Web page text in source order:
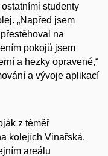
studenty
„Napřed jsem
na
pokojů jsem
a hezky opravené,“
a vývoje aplikací
z téměř
kolejích Vinařská.
areálu